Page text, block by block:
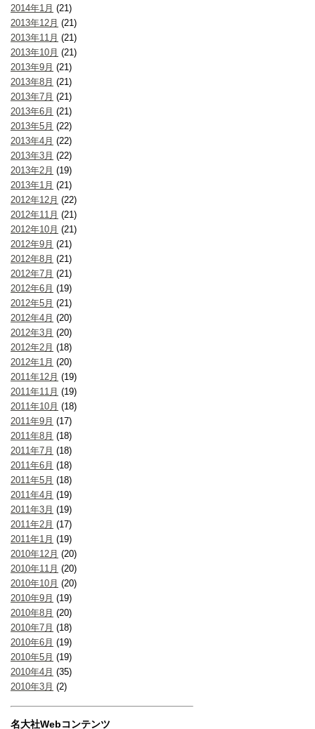
2014年1月 (21)
2013年12月 (21)
2013年11月 (21)
2013年10月 (21)
2013年9月 (21)
2013年8月 (21)
2013年7月 (21)
2013年6月 (21)
2013年5月 (22)
2013年4月 (22)
2013年3月 (22)
2013年2月 (19)
2013年1月 (21)
2012年12月 (22)
2012年11月 (21)
2012年10月 (21)
2012年9月 (21)
2012年8月 (21)
2012年7月 (21)
2012年6月 (19)
2012年5月 (21)
2012年4月 (20)
2012年3月 (20)
2012年2月 (18)
2012年1月 (20)
2011年12月 (19)
2011年11月 (19)
2011年10月 (18)
2011年9月 (17)
2011年8月 (18)
2011年7月 (18)
2011年6月 (18)
2011年5月 (18)
2011年4月 (19)
2011年3月 (19)
2011年2月 (17)
2011年1月 (19)
2010年12月 (20)
2010年11月 (20)
2010年10月 (20)
2010年9月 (19)
2010年8月 (20)
2010年7月 (18)
2010年6月 (19)
2010年5月 (19)
2010年4月 (35)
2010年3月 (2)
名大社Webコンテンツ